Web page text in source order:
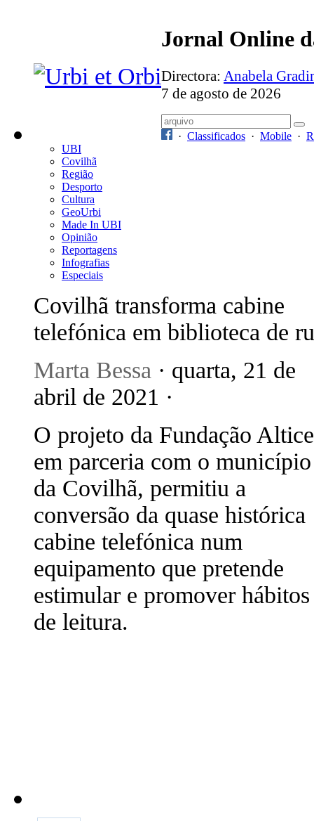
Jornal Online
Directora: Anabela
7 de agosto de 2026
· Classificados · Mobile ·
UBI
Covilhã
Região
Desporto
Cultura
GeoUrbi
Made In UBI
Opinião
Reportagens
Infografias
Especiais
Covilhã transforma cabine
telefónica em biblioteca de
Marta Bessa · quarta, 21 de
abril de 2021 ·
O projeto da Fundação
em parceria com o município
da Covilhã, permitiu a
conversão da quase histórica
cabine telefónica num
equipamento que pretende
estimular e promover hábitos
de leitura.